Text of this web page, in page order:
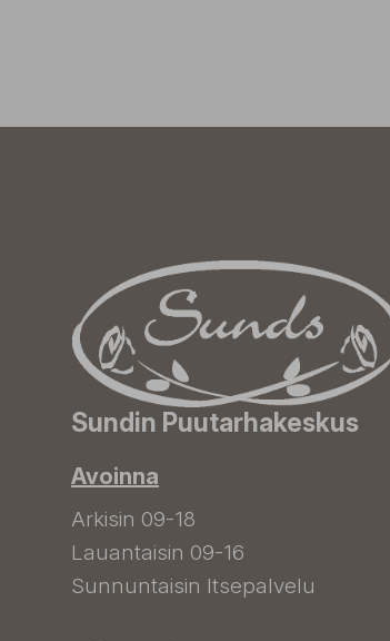
Sundin Puutarhakeskus
Avoinna
Arkisin 09-18
Lauantaisin 09-16
Sunnuntaisin Itsepalvelu